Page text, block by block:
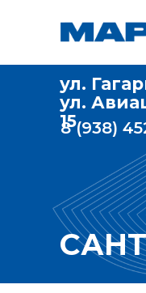
ул.
ул.
15
8 (938)